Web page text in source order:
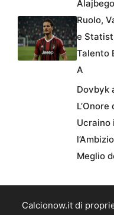
Ruolo,
e
Talento
A
Dovbyk
Ucraino
Meglio
Calcionow.it di